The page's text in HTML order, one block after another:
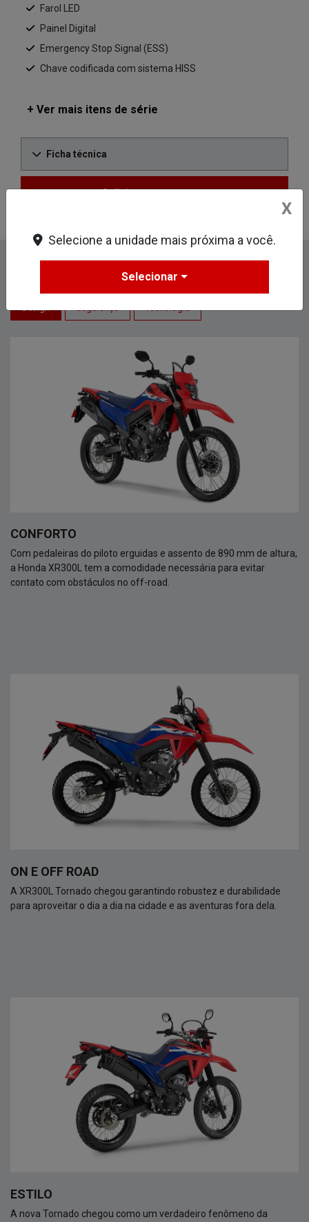
Farol LED
Painel Digital
Emergency Stop Signal (ESS)
Chave codificada com sistema HISS
+ Ver mais itens de série
Ficha técnica
Solicitar uma proposta
Informações sobre XR 300L Tornado
Design Segurança Tecnologia
CONFORTO
Com pedaleiras do piloto erguidas e assento de 890 mm de altura,
a Honda XR300L tem a comodidade necessária para evitar
contato com obstáculos no off-road.
ON E OFF ROAD
A XR300L Tornado chegou garantindo robustez e durabilidade
para aproveitar o dia a dia na cidade e as aventuras fora dela.
ESTILO
A nova Tornado chegou como um verdadeiro fenômeno da
X
Selecione a unidade mais próxima a você.
Selecionar